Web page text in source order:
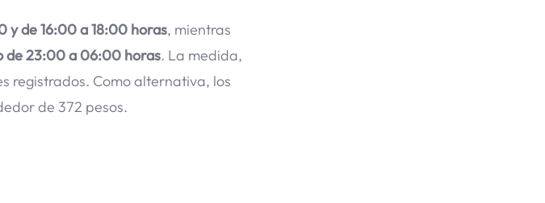
y de 16:00 a 18:00 horas, mientras
de 23:00 a 06:00 horas. La medida,
registrados. Como alternativa, los
de 372 pesos.